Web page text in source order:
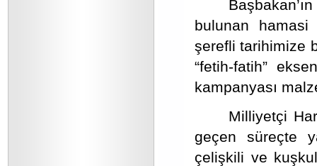
bulunan hamasi
şerefli tarihimize
“fetih-fatih”
kampanyası
Milliyetçi
geçen süreçte
çelişkili ve